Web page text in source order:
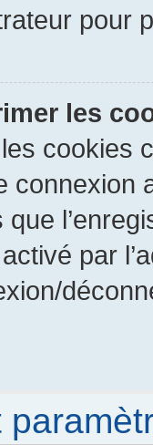
pour
les
cookies
connexion
par